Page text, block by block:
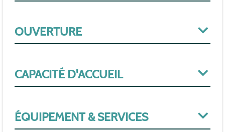
OUVERTURE
CAPACITÉ D'ACCUEIL
ÉQUIPEMENT & SERVICES